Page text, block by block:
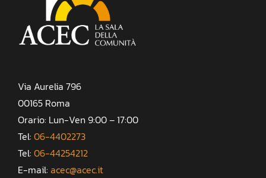
Via Aurelia 796
00165 Roma
Orario: Lun-Ven 9:00 – 17:00
Tel: 06-4402273
Tel: 06-44254212
E-mail: acec@acec.it